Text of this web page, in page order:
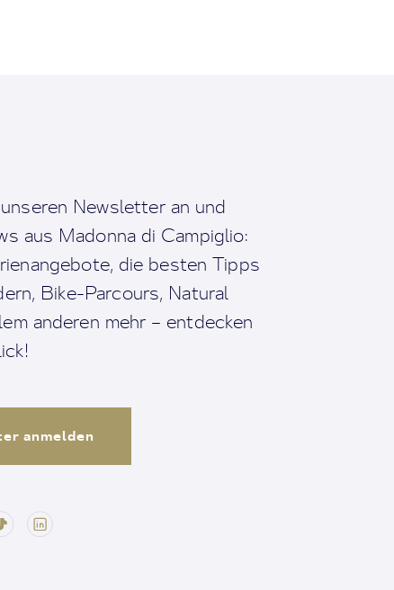
Newsletter an und
aus Madonna di Campiglio:
die besten Tipps
Bike-Parcours, Natural
anderen mehr – entdecken
anmelden